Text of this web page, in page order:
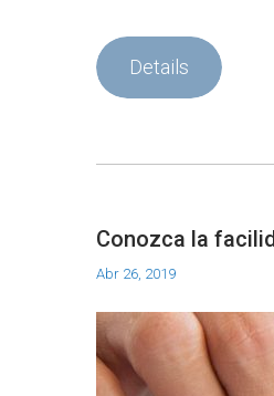
Details
Conozca la
Abr 26, 2019